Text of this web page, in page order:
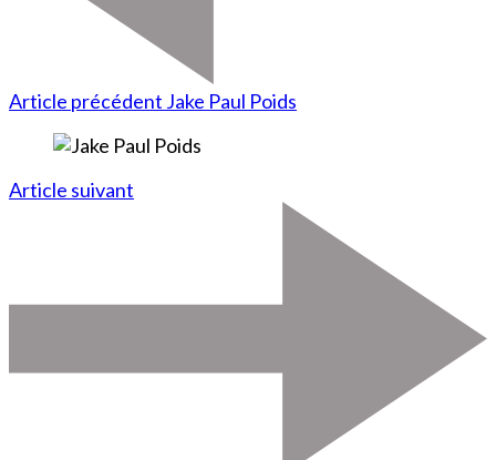
Article précédent Jake Paul Poids
Article suivant